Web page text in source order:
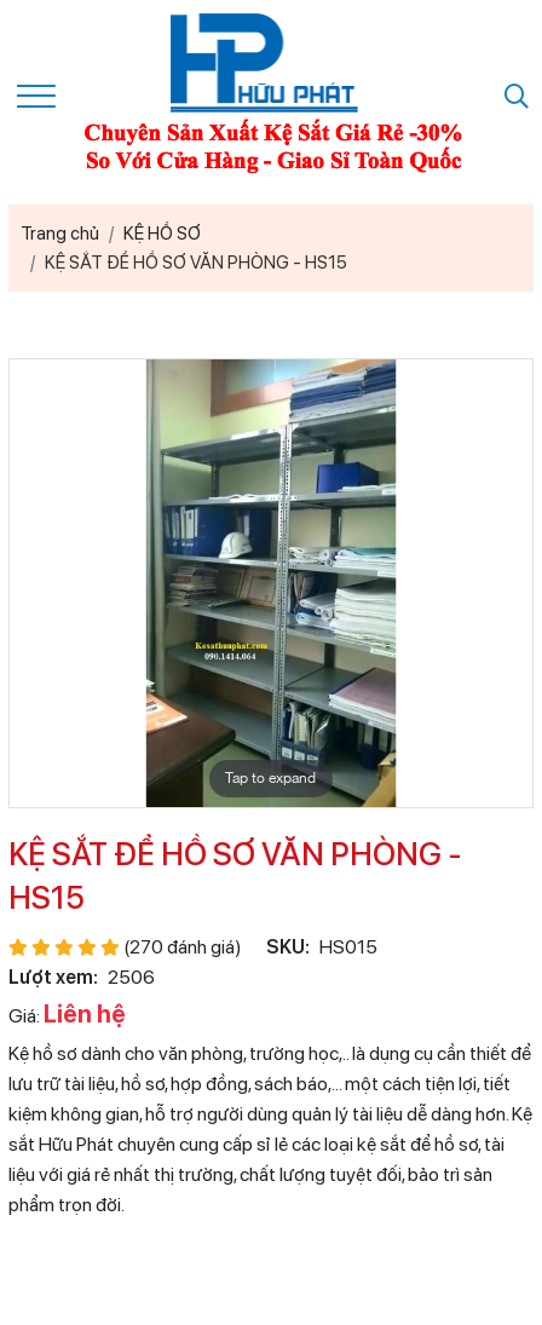
Trang chủ
KỆ HỒ SƠ
KỆ SẮT ĐỂ HỒ SƠ VĂN PHÒNG - HS15
Tap to expand
KỆ SẮT ĐỂ HỒ SƠ VĂN PHÒNG -
HS15
(270 đánh giá) SKU: HS015
Lượt xem: 2506
Giá: Liên hệ
Kệ hồ sơ dành cho văn phòng, trường học,.. là dụng cụ cần thiết để
lưu trữ tài liệu, hồ sơ, hợp đồng, sách báo,... một cách tiện lợi, tiết
kiệm không gian, hỗ trợ người dùng quản lý tài liệu dễ dàng hơn. Kệ
sắt Hữu Phát chuyên cung cấp sỉ lẻ các loại kệ sắt để hồ sơ, tài
liệu với giá rẻ nhất thị trường, chất lượng tuyệt đối, bảo trì sản
phẩm trọn đời.